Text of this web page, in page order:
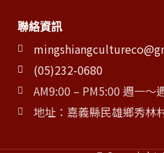
聯絡資訊
(05)232-0680
AM9:00 – PM5:00 週一～
地址：嘉義縣民雄鄉秀林